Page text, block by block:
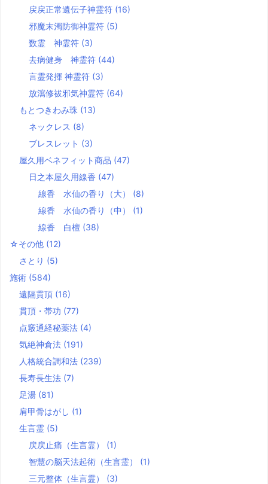
戻戻正常遺伝子神霊符 (16)
邪魔末濁防御神霊符 (5)
数霊 神霊符 (3)
去病健身 神霊符 (44)
言霊発揮 神霊符 (3)
放瀉修祓邪気神霊符 (64)
もとつきわみ珠 (13)
ネックレス (8)
ブレスレット (3)
屋久用ベネフィット商品 (47)
日之本屋久用線香 (47)
線香 水仙の香り（大） (8)
線香 水仙の香り（中） (1)
線香 白檀 (38)
☆その他 (12)
さとり (5)
施術 (584)
遠隔貫頂 (16)
貫頂・帯功 (77)
点竅通経秘薬法 (4)
気絶神倉法 (191)
人格統合調和法 (239)
長寿長生法 (7)
足湯 (81)
肩甲骨はがし (1)
生言霊 (5)
戻戻止痛（生言霊） (1)
智慧の脳天法起術（生言霊） (1)
三元整体（生言霊） (3)